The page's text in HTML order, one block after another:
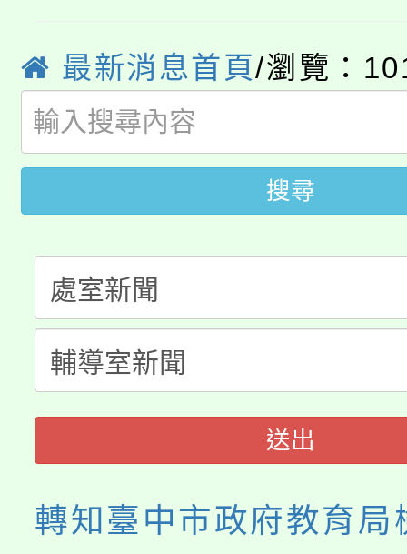
局官網。
8月14至27日，桃園電
開!
115年桃園市運動會8/
田徑場及游泳池舉行。
桃園市低收入戶享有免
視費優惠，中低收入戶
半價優惠，詳情可洽有
者。
大園自造教育及科技
份教師研習
淨零綠生活教案入校路
會
115年食農教育專業人
程
最新消息首頁/瀏覽：
搜尋
送出
轉知臺中市政府教育局